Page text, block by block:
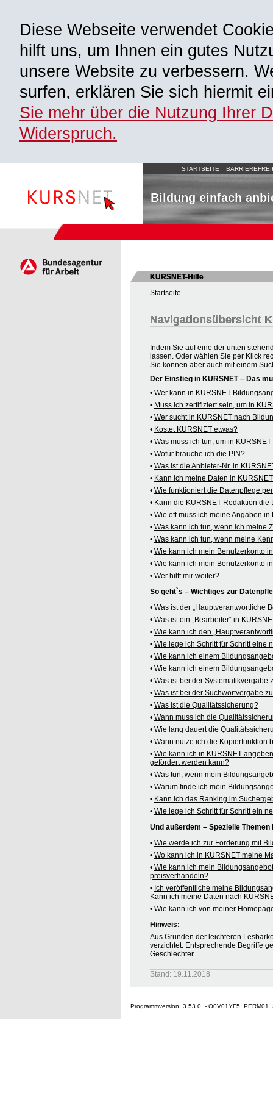
Diese Webseite verwendet
hilft uns, um Ihnen ein gutes
unsere Website zu verbessern.
surfen, erklären Sie sich hiermit
Sie mehr über die Nutzung Ihrer
Widerspruch.
STARTSEITE
Bildung einfach
KURSNET-Hilfe
Startseite
Navigationsübersicht
Indem Sie auf eine der unten
lassen. Oder wählen Sie per Klick
Sie können aber auch mit einem
Der Einstieg in KURSNET – Das
• Wer kann in KURSNET
• Muss ich zertifiziert sein, um in
• Wer sucht in KURSNET nach
• Kostet KURSNET etwas?
• Was muss ich tun, um in
• Wofür brauche ich die PIN?
• Was ist die Anbieter-Nr. in
• Kann ich meine Daten in
• Wie funktioniert die Datenpflege
• Kann die KURSNET-Redaktion
• Wie oft muss ich meine Angaben
• Was kann ich tun, wenn ich meine
• Was kann ich tun, wenn meine
• Wie kann ich mein Benutzerkonto
• Wie kann ich mein Benutzerkonto
• Wer hilft mir weiter?
So geht`s – Wichtiges zur
• Was ist der „Hauptverantwortliche
• Was ist ein „Bearbeiter“ in
• Wie kann ich den
• Wie lege ich Schritt für Schritt eine
• Wie kann ich einem
• Wie kann ich einem
• Was ist bei der Systematikvergabe
• Was ist bei der Suchwortvergabe
• Was ist die Qualitätssicherung?
• Wann muss ich die
• Wie lang dauert die
• Wann nutze ich die Kopierfunktion
• Wie kann ich in KURSNET
gefördert werden kann?
• Was tun, wenn mein
• Warum finde ich mein
• Kann ich das Ranking im
• Wie lege ich Schritt für Schritt ein
Und außerdem – Spezielle Themen
• Wie werde ich zur Förderung mit
• Wo kann ich in KURSNET meine
• Wie kann ich mein
preisverhandeln?
• Ich veröffentliche meine
Kann ich meine Daten nach
• Wie kann ich von meiner
Hinweis:
Aus Gründen der leichteren
verzichtet. Entsprechende Begriffe
Geschlechter.
Stand: 19.11.2018
Programmversion: 3.53.0 -